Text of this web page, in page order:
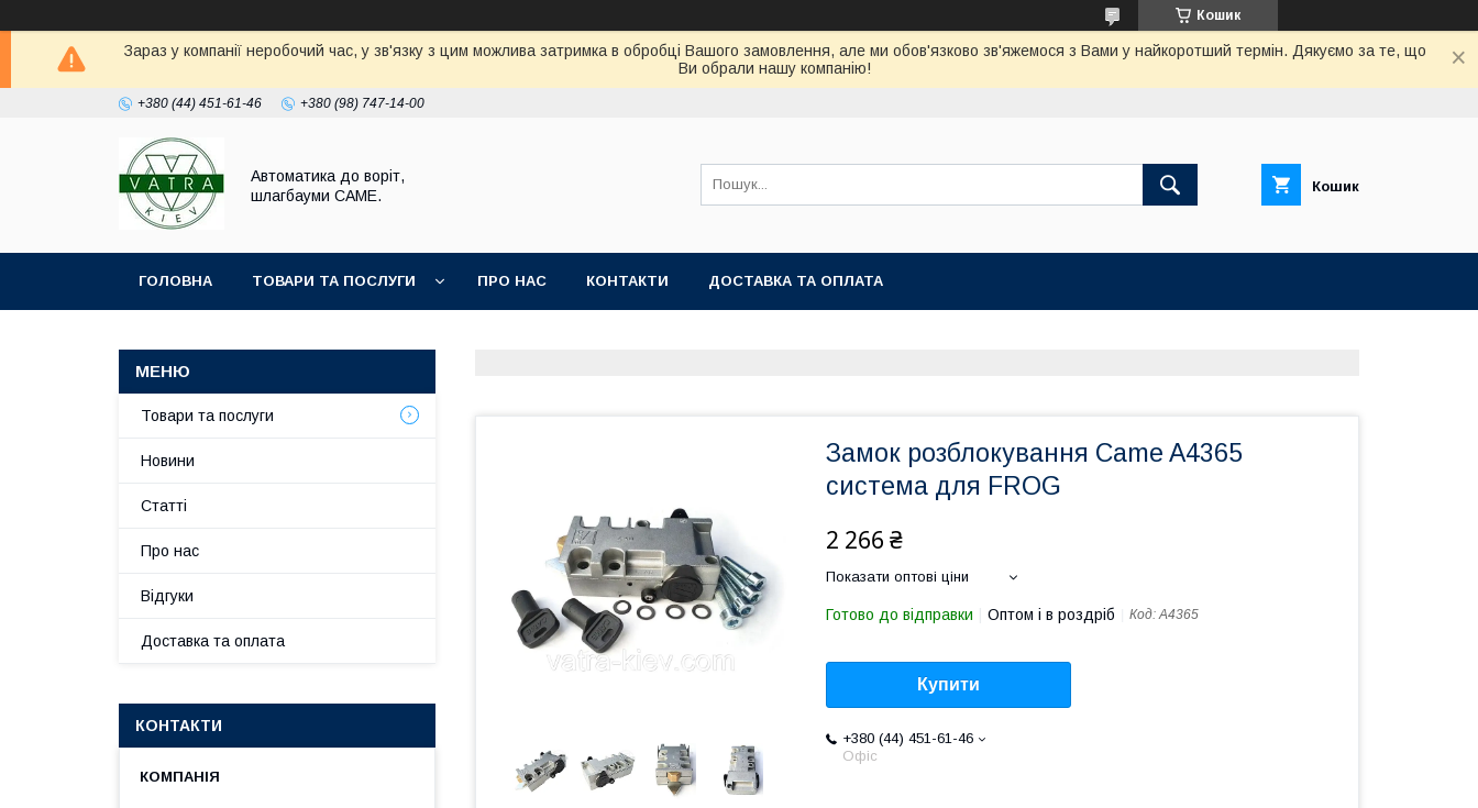
Кошик
Зараз у компанії неробочий час, у зв'язку з цим можлива затримка в обробці Вашого замовлення, але ми обов'язково зв'яжемося з Вами у найкоротший термін. Дякуємо за те, що
Ви обрали нашу компанію!
+380 (44) 451-61-46 +380 (98) 747-14-00
Автоматика до воріт,
шлагбауми CAME.
Кошик
ГОЛОВНА ТОВАРИ ТА ПОСЛУГИ ПРО НАС КОНТАКТИ ДОСТАВКА ТА ОПЛАТА
Замок розблокування Came A4365
система для FROG
2 266 ₴
Показати оптові ціни
Готово до відправки Оптом і в роздріб Код:A4365
Купити
+380 (44) 451-61-46
Офіс
Товари та послуги
Новини
Статті
Про нас
Відгуки
Доставка та оплата
КОНТАКТИ